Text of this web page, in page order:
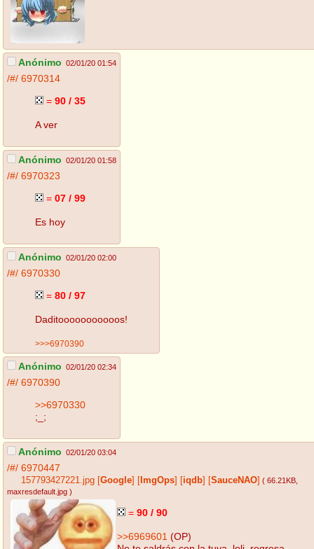
Anónimo 02/01/20 01:54
/#/ 6970314
= 90 / 35
A ver
Anónimo 02/01/20 01:58
/#/ 6970323
= 07 / 99
Es hoy
Anónimo 02/01/20 02:00
/#/ 6970330
= 80 / 97
Daditooooooooooos!
>>>6970390
Anónimo 02/01/20 02:34
/#/ 6970390
>>6970330
;_;
Anónimo 02/01/20 03:04
/#/ 6970447
157793427221.jpg Google ImgOps iqdb SauceNAO ( 66.21KB
maxresdefault.jpg )
= 90 / 90
>>6969601 (OP)